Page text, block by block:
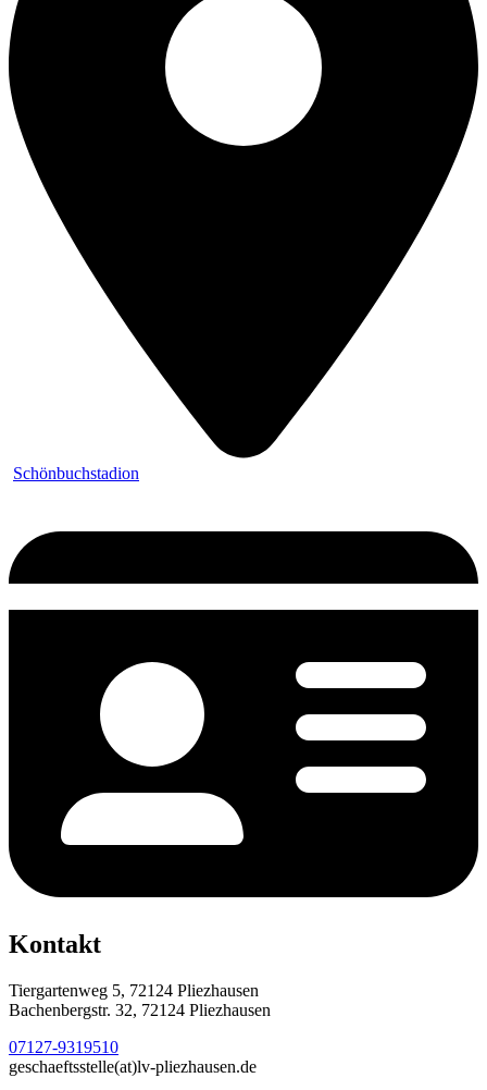
Schönbuchstadion
Kontakt
Tiergartenweg 5, 72124 Pliezhausen
Bachenbergstr. 32, 72124 Pliezhausen
07127-9319510
geschaeftsstelle(at)lv-pliezhausen.de